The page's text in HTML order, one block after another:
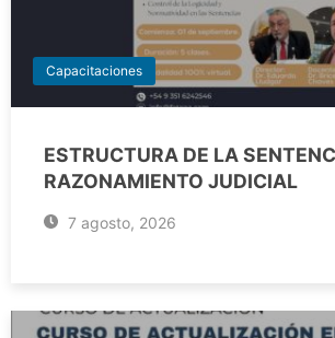
Capacitaciones
ESTRUCTURA DE LA
RAZONAMIENTO JUDICIAL
7 agosto, 2026